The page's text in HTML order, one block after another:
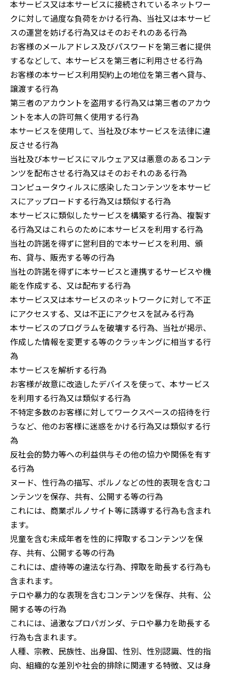
本サービス又は本サービスに接続されているネットワー
クに対して過度な負荷をかける行為、当社又は本サービ
スの運営を妨げる行為又はそのおそれのある行為
お客様のメールアドレス及びパスワードを第三者に提供
するなどして、本サービスを第三者に利用させる行為
お客様の本サービス利用契約上の地位を第三者へ貸与、
譲渡する行為
第三者のアカウントを盗用する行為又は第三者のアカウ
ントを本人の許可無く使用する行為
本サービスを使用して、当社及び本サービスを法律に違
反させる行為
当社及び本サービスにマルウェア又は悪意のあるコンテ
ンツを配布させる行為又はそのおそれのある行為
コンピュータウィルスに感染したコンテンツを本サービ
スにアップロードする行為又は類似する行為
本サービスに類似したサービスを構築する行為、複製す
る行為又はこれらのために本サービスを利用する行為
当社の許諾を得ずに営利目的で本サービスを利用、頒
布、貸与、販売する等の行為
当社の許諾を得ずに本サービスと連携するサービスや機
能を作成する、又は配布する行為
本サービス又は本サービスのネットワークに対して不正
にアクセスする、又は不正にアクセスを試みる行為
本サービスのプログラムを破壊する行為、当社が掲示、
作成した情報を変更する等のクラッキングに相当する行
為
本サービスを解析する行為
お客様が故意に改造したデバイスを使って、本サービス
を利用する行為又は類似する行為
不特定多数のお客様に対してワークスペースの招待を行
うなど、他のお客様に迷惑をかける行為又は類似する行
為
反社会的勢力等への利益供与その他の協力や関係を有す
る行為
ヌード、性行為の描写、ポルノなどの性的表現を含むコ
ンテンツを保存、共有、公開する等の行為
これには、商業ポルノサイト等に誘導する行為も含まれ
ます。
児童を含む未成年者を性的に搾取するコンテンツを保
存、共有、公開する等の行為
これには、虐待等の違法な行為、搾取を助長する行為も
含まれます。
テロや暴力的な表現を含むコンテンツを保存、共有、公
開する等の行為
これには、過激なプロパガンダ、テロや暴力を助長する
行為も含まれます。
人種、宗教、民族性、出身国、性別、性別認識、性的指
向、組織的な差別や社会的排除に関連する特徴、又は身